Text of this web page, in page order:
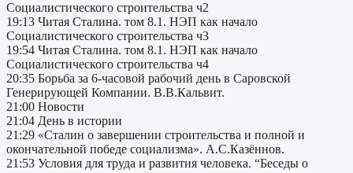
Социалистического строительства ч2
19:13 Читая Сталина. том 8.1. НЭП как начало
Социалистического строительства ч3
19:54 Читая Сталина. том 8.1. НЭП как начало
Социалистического строительства ч4
20:35 Борьба за 6-часовой рабочий день в Саровской
Генерирующей Компании. В.В.Кальвит.
21:00 Новости
21:04 День в истории
21:29 «Сталин о завершении строительства и полной и
окончательной победе социализма». А.С.Казённов.
21:53 Условия для труда и развития человека. “Беседы о